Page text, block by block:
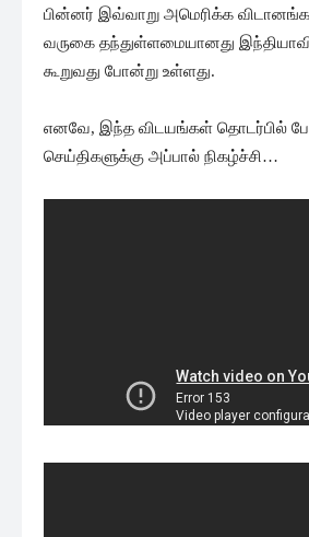
பின்னர் இவ்வாறு அமெரிக்க
வருகை தந்துள்ளமையானது
கூறுவது போன்று உள்ளது.
எனவே, இந்த விடயங்கள் தொடர்பில்
செய்திகளுக்கு அப்பால் நிகழ்ச்சி…